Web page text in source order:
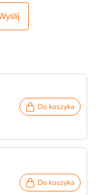
Do koszyka
Do koszyka